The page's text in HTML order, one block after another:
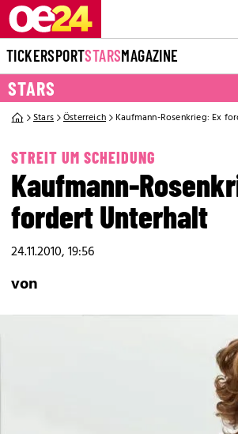
TICKERSPORTSTARSMAGAZINE
STARS
Stars Österreich Kaufmann-Rosenkrieg: Ex
STREIT UM SCHEIDUNG
Kaufmann-
fordert Unterhalt
24.11.2010, 19:56
von